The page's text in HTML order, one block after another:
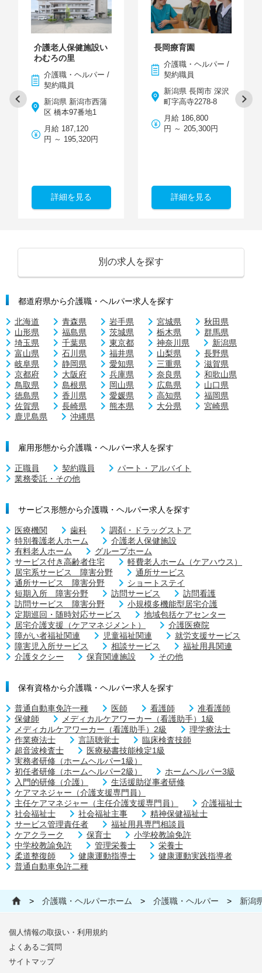
介護老人保健施設い
わむろの里
介護職・ヘルパー /
契約職員
新潟県 新潟市西蒲
区 橋本97番地1
月給 187,120
円 ～ 195,320円
詳細を見る
長岡療育園
介護職・ヘルパー /
契約職員
新潟県 長岡市 深沢
町字高寺2278-8
月給 186,800
円 ～ 205,300円
詳細を見る
別の求人を探す
都道府県から介護職・ヘルパー求人を探す
北海道 青森県 岩手県 宮城県
秋田県
山形県
福島県 茨城県 栃木県
群馬県
埼玉県
千葉県 東京都 神奈川県
新潟県
富山県
石川県 福井県 山梨県
長野県
岐阜県
静岡県 愛知県 三重県
滋賀県
京都府
大阪府 兵庫県 奈良県
和歌山県
鳥取県
島根県 岡山県 広島県
山口県
徳島県
香川県 愛媛県 高知県
福岡県
佐賀県
長崎県 熊本県 大分県
宮崎県
鹿児島県
沖縄県
雇用形態から介護職・ヘルパー求人を探す
正職員 契約職員
パート・アルバイト
業務委託・その他
サービス形態から介護職・ヘルパー求人を探す
医療機関 歯科
調剤・ドラッグストア
特別養護老人ホーム
介護老人保健施設
有料老人ホーム
グループホーム
サービス付き高齢者住宅
軽費老人ホーム（ケアハウス）
居宅系サービス 障害分野
通所サービス
通所サービス 障害分野
ショートステイ
短期入所 障害分野
訪問サービス
訪問看護
訪問サービス 障害分野
小規模多機能型居宅介護
定期巡回・随時対応サービス
地域包括ケアセンター
居宅介護支援（ケアマネジメント）
介護医療院
障がい者福祉関連
児童福祉関連
就労支援サービス
障害児入所サービス
相談サービス
福祉用具関連
介護タクシー
保育関連施設 その他
保有資格から介護職・ヘルパー求人を探す
普通自動車免許一種 医師 看護師
准看護師
保健師
メディカルケアワーカー（看護助手）1級
メディカルケアワーカー（看護助手）2級
理学療法士
作業療法士
言語聴覚士
臨床検査技師
超音波検査士
医療秘書技能検定1級
実務者研修（ホームヘルパー1級）
初任者研修（ホームヘルパー2級）
ホームヘルパー3級
入門的研修（介護）
生活援助従事者研修
ケアマネジャー（介護支援専門員）
主任ケアマネジャー（主任介護支援専門員）
介護福祉士
社会福祉士
社会福祉主事
精神保健福祉士
サービス管理責任者
福祉用具専門相談員
ケアクラーク
保育士
小学校教諭免許
中学校教諭免許
管理栄養士
栄養士
柔道整復師
健康運動指導士
健康運動実践指導者
普通自動車免許二種
> 介護職・ヘルパーホーム > 介護職・ヘルパー > 新潟
個人情報の取扱い・利用規約
よくあるご質問
サイトマップ